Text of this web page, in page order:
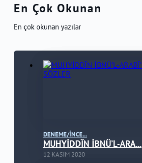
En Çok Okunan
En çok okunan yazılar
DENEME/İNCE...
MUHYİDDÎN İBNÜ’L-ARA...
12 KASIM 2020